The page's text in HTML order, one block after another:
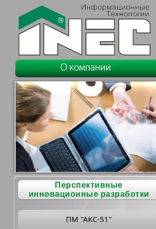
Перспективные
инновационные разработки
ПМ "АКС-51"